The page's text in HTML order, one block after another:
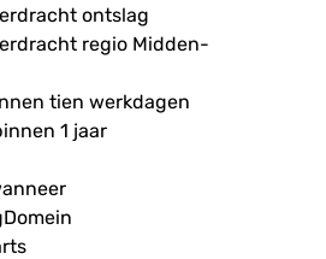
ontslag
regio Midden-
tien werkdagen
1 jaar